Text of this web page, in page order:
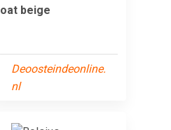
oat beige
Deoosteindeonline.
nl